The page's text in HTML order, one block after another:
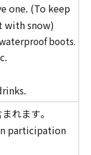
one. (To keep
with snow)
boots.
れます。
participation